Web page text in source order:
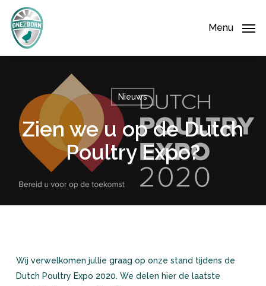
main
Menu
Nieuws
Zien we u op de Dutch
Poultry Expo?
Wij verwelkomen jullie graag op onze stand tijdens de
Dutch Poultry Expo 2020. We delen hier de laatste